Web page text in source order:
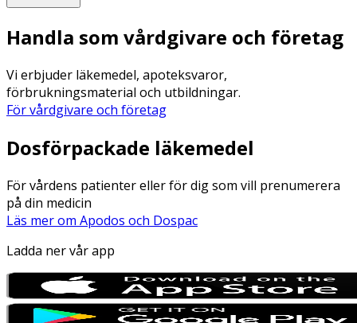
Handla som vårdgivare och företag
Vi erbjuder läkemedel, apoteksvaror,
förbrukningsmaterial och utbildningar.
För vårdgivare och företag
Dosförpackade läkemedel
För vårdens patienter eller för dig som vill prenumerera
på din medicin
Läs mer om Apodos och Dospac
Ladda ner vår app